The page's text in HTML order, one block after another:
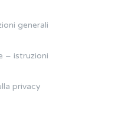
generali
– istruzioni
privacy